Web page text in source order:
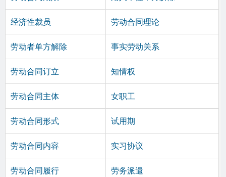
经济性裁员 劳动合同理论
劳动者单方解除 事实劳动关系
劳动合同订立 知情权
劳动合同主体 女职工
劳动合同形式 试用期
劳动合同内容 实习协议
劳动合同履行 劳务派遣